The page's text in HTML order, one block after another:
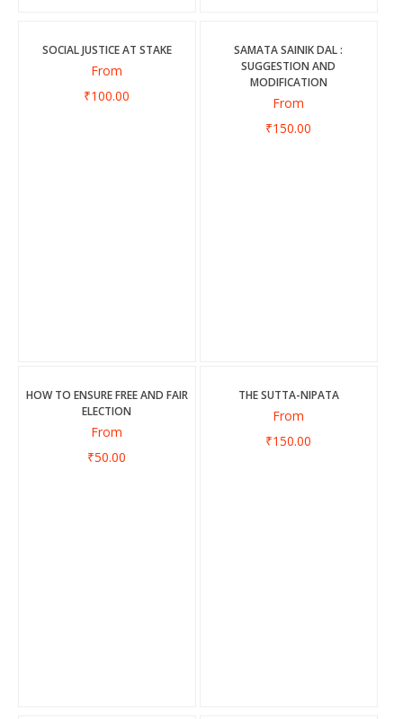
SOCIAL JUSTICE AT STAKE
From
₹100.00
SAMATA SAINIK DAL :
SUGGESTION AND
MODIFICATION
From
₹150.00
HOW TO ENSURE FREE AND FAIR
ELECTION
From
₹50.00
THE SUTTA-NIPATA
From
₹150.00